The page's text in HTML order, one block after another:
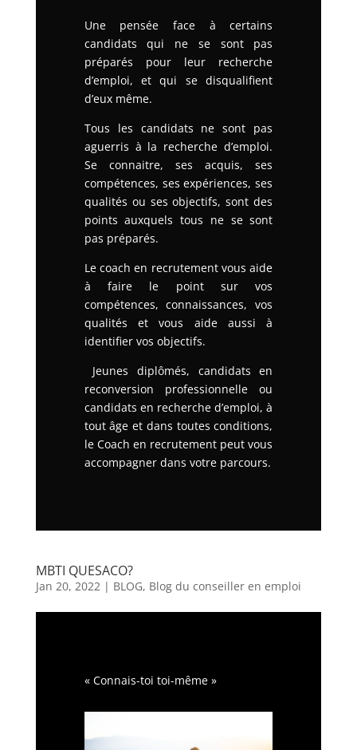
Une pensée face à certains
candidats qui ne se sont pas
préparés pour leur recherche
d’emploi, et qui se disqualifient
d’eux même.
Tous les candidats ne sont pas
aguerris à la recherche d’emploi.
Se connaitre, ses acquis, ses
compétences, ses expériences, ses
qualités ou ses objectifs, sont des
points auxquels tous ne se sont
pas préparés.
Le coach en recrutement vous aide
à faire le point sur vos
compétences, connaissances, vos
qualités et vous aide aussi à
identifier vos objectifs.
Jeunes diplômés, candidats en
reconversion professionnelle ou
candidats en recherche d’emploi, à
tout âge et dans toutes conditions,
le Coach en recrutement peut vous
accompagner dans votre parcours.
MBTI QUESACO?
Jan 20, 2022 | BLOG, Blog du conseiller en emploi
« Connais-toi toi-même »